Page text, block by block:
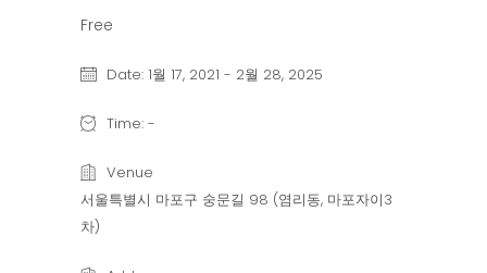
Free
Date: 1월 17, 2021 - 2월 28, 2025
Time: -
Venue
서울특별시 마포구 숭문길 98 (염리동, 마포자이3
차)